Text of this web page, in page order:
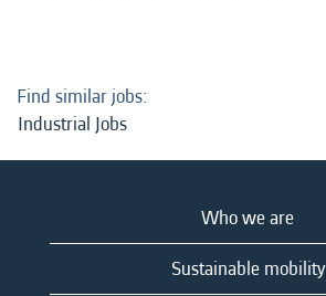
Find similar jobs:
Industrial Jobs
Who we are
Sustainable mobility